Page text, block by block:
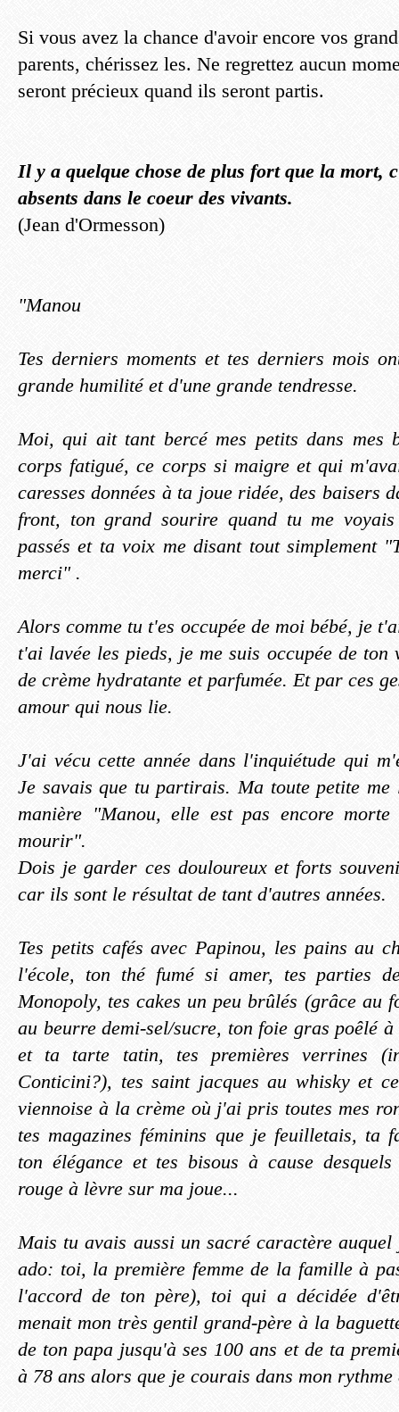
Si vous avez la chance d'avoir encore vos
parents, chérissez les. Ne regrettez aucun
seront précieux quand ils seront partis.
Il y a quelque chose de plus fort que la mort,
absents dans le coeur des vivants.
(Jean d'Ormesson)
"Manou
Tes derniers moments et tes derniers mois
grande humilité et d'une grande tendresse.
Moi, qui ait tant bercé mes petits dans mes
corps fatigué, ce corps si maigre et qui
caresses données à ta joue ridée, des baisers
front, ton grand sourire quand tu me
passés et ta voix me disant tout simplement
merci" .
Alors comme tu t'es occupée de moi bébé, je
t'ai lavée les pieds, je me suis occupée de
de crème hydratante et parfumée. Et par ces
amour qui nous lie.
J'ai vécu cette année dans l'inquiétude qui
Je savais que tu partirais. Ma toute petite me
manière "Manou, elle est pas encore
mourir".
Dois je garder ces douloureux et forts
car ils sont le résultat de tant d'autres années.
Tes petits cafés avec Papinou, les pains au
l'école, ton thé fumé si amer, tes parties
Monopoly, tes cakes un peu brûlés (grâce au
au beurre demi-sel/sucre, ton foie gras poêlé
et ta tarte tatin, tes premières verrines
Conticini?), tes saint jacques au whisky et
viennoise à la crème où j'ai pris toutes mes
tes magazines féminins que je feuilletais, ta
ton élégance et tes bisous à cause
rouge à lèvre sur ma joue...
Mais tu avais aussi un sacré caractère auquel
ado: toi, la première femme de la famille à
l'accord de ton père), toi qui a décidée
menait mon très gentil grand-père à la
de ton papa jusqu'à ses 100 ans et de ta
à 78 ans alors que je courais dans mon